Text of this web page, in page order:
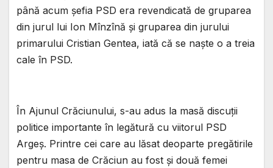
până acum șefia PSD era revendicată de gruparea
din jurul lui Ion Mînzînă și gruparea din jurului
primarului Cristian Gentea, iată că se naște o a treia
cale în PSD.
În Ajunul Crăciunului, s-au adus la masă discuții
politice importante în legătură cu viitorul PSD
Argeș. Printre cei care au lăsat deoparte pregătirile
pentru masa de Crăciun au fost și două femei